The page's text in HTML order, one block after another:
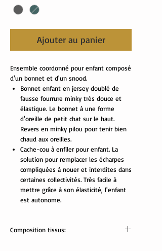
Ajouter au panier
Ensemble coordonné pour enfant composé
d'un bonnet et d'un snood.
Bonnet enfant en jersey doublé de
fausse fourrure minky très douce et
élastique. Le bonnet à une forme
d'oreille de petit chat sur le haut.
Revers en minky pilou pour tenir bien
chaud aux oreilles.
Cache-cou à enfiler pour enfant. La
solution pour remplacer les écharpes
compliquées à nouer et interdites dans
certaines collectivités. Très facile à
mettre grâce à son élasticité, l'enfant
est autonome.
Composition tissus: